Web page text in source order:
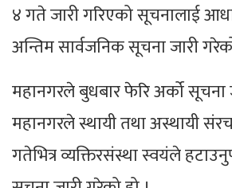
४ गते जारी गरिएको सूचनालाई
अन्तिम सार्वजनिक सूचना जारी
महानगरले बुधबार फेरि अर्को सूचना
महानगरले स्थायी तथा अस्थायी
गतेभित्र व्यक्तिरसंस्था स्वयंले